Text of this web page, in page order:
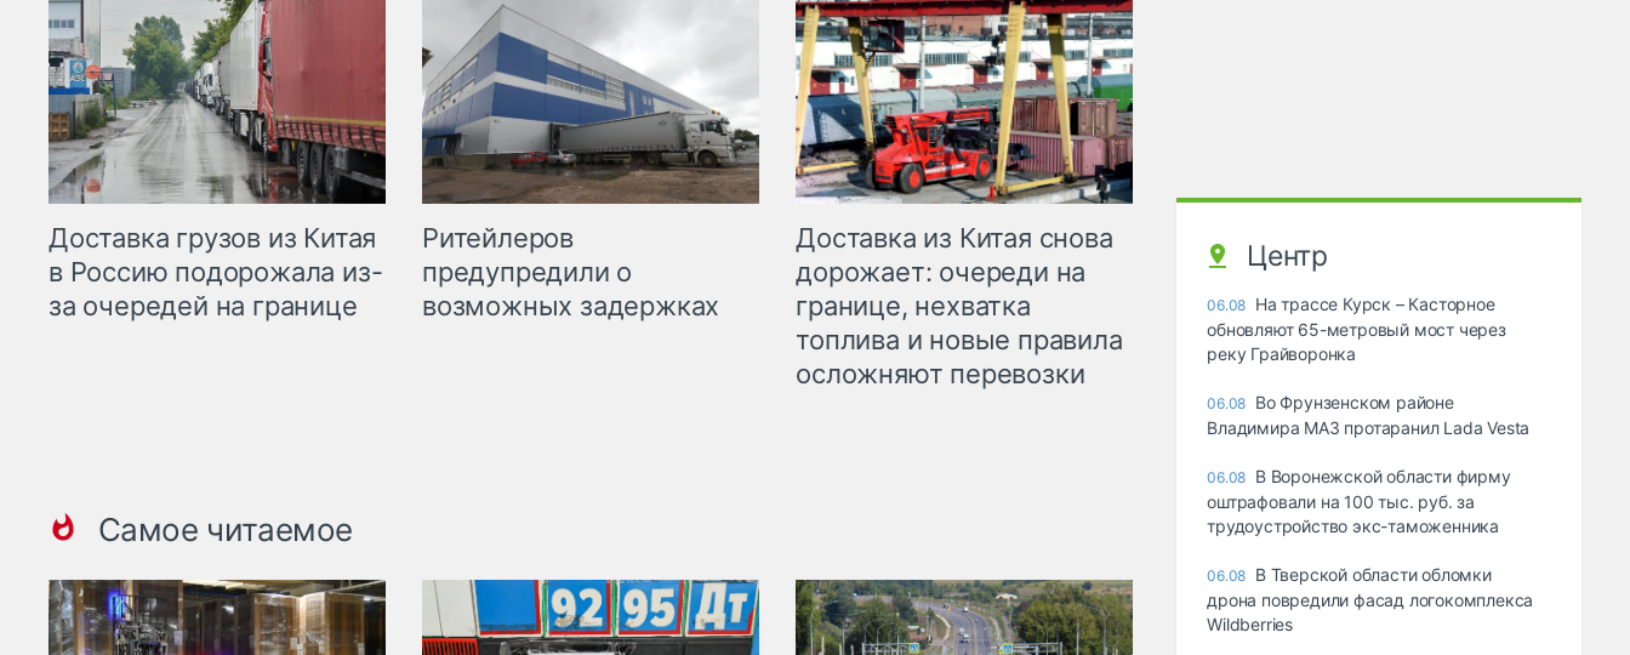
Доставка грузов из Китая
в Россию подорожала из-
за очередей на границе
Ритейлеров
предупредили о
возможных задержках
Доставка из Китая снова
дорожает: очереди на
границе, нехватка
топлива и новые правила
осложняют перевозки
Самое читаемое
Центр
06.08 На трассе Курск – Касторное
обновляют 65-метровый мост через
реку Грайворонка
06.08 Во Фрунзенском районе
Владимира МАЗ протаранил Lada Vesta
06.08 В Воронежской области фирму
оштрафовали на 100 тыс. руб. за
трудоустройство экс-таможенника
06.08 В Тверской области обломки
дрона повредили фасад логокомплекса
Wildberries